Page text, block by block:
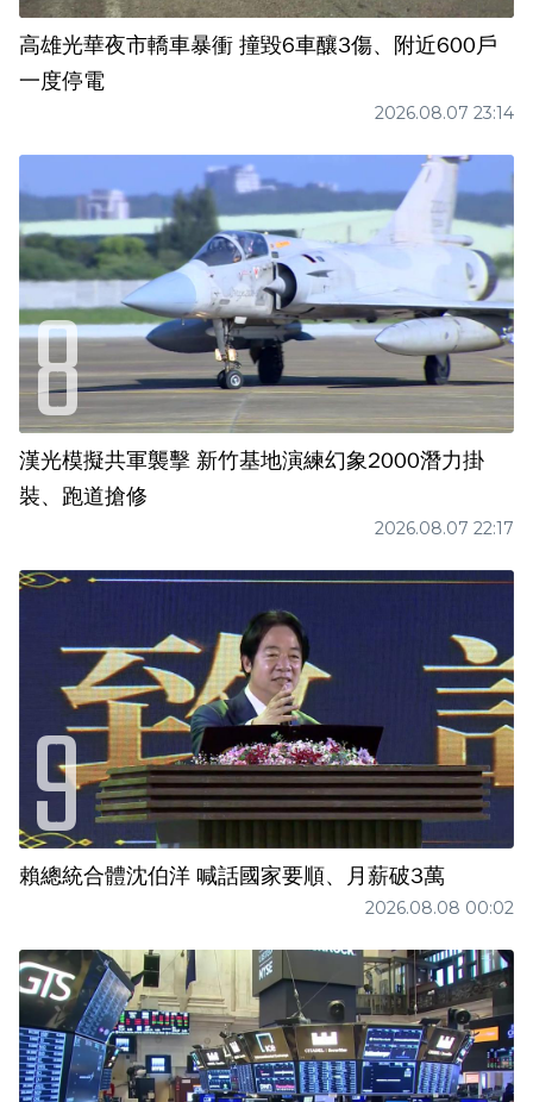
高雄光華夜市轎車暴衝 撞毀6車釀3傷、附近600戶
一度停電
2026.08.07 23:14
漢光模擬共軍襲擊 新竹基地演練幻象2000潛力掛
裝、跑道搶修
2026.08.07 22:17
賴總統合體沈伯洋 喊話國家要順、月薪破3萬
2026.08.08 00:02